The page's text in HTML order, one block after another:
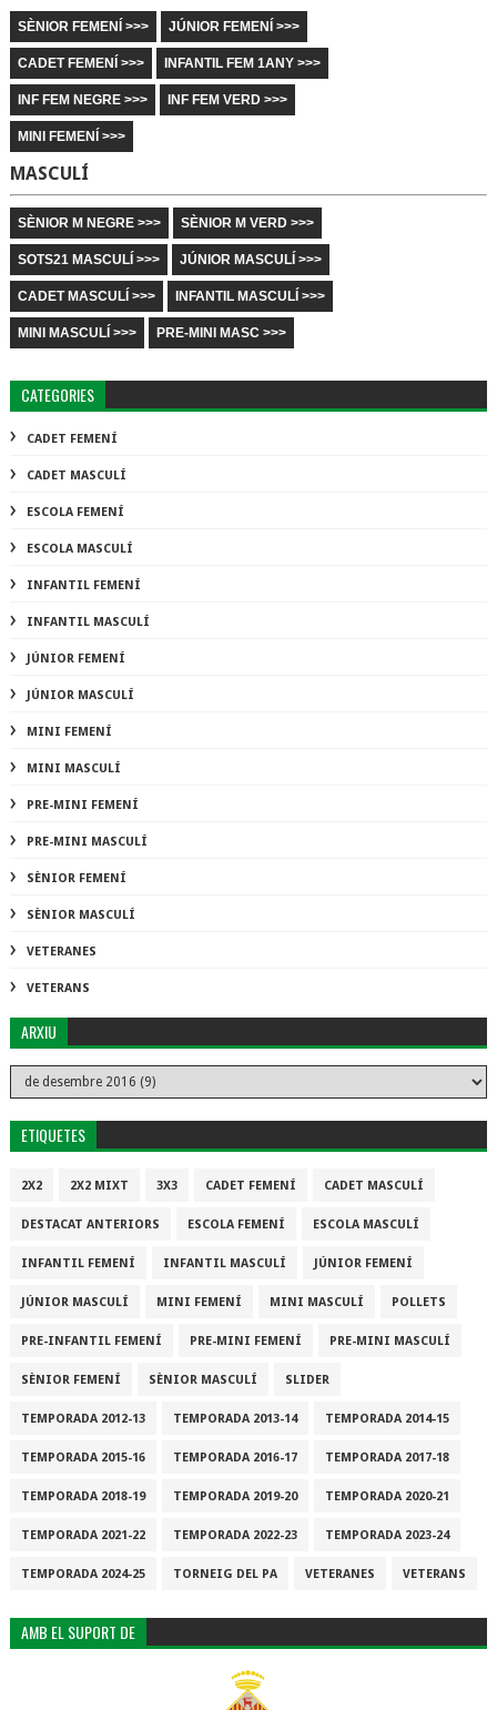
SÈNIOR FEMENÍ >>> JÚNIOR FEMENÍ >>>
CADET FEMENÍ >>> INFANTIL FEM 1ANY >>>
INF FEM NEGRE >>> INF FEM VERD >>>
MINI FEMENÍ >>>
MASCULÍ
SÈNIOR M NEGRE >>> SÈNIOR M VERD >>>
SOTS21 MASCULÍ >>> JÚNIOR MASCULÍ >>>
CADET MASCULÍ >>> INFANTIL MASCULÍ >>>
MINI MASCULÍ >>> PRE-MINI MASC >>>
CATEGORIES
CADET FEMENÍ
CADET MASCULÍ
ESCOLA FEMENÍ
ESCOLA MASCULÍ
INFANTIL FEMENÍ
INFANTIL MASCULÍ
JÚNIOR FEMENÍ
JÚNIOR MASCULÍ
MINI FEMENÍ
MINI MASCULÍ
PRE-MINI FEMENÍ
PRE-MINI MASCULÍ
SÈNIOR FEMENÍ
SÈNIOR MASCULÍ
VETERANES
VETERANS
ARXIU
ETIQUETES
2X2 2X2 MIXT 3X3 CADET FEMENÍ CADET MASCULÍ
DESTACAT ANTERIORS ESCOLA FEMENÍ ESCOLA MASCULÍ
INFANTIL FEMENÍ INFANTIL MASCULÍ JÚNIOR FEMENÍ
JÚNIOR MASCULÍ MINI FEMENÍ MINI MASCULÍ POLLETS
PRE-INFANTIL FEMENÍ PRE-MINI FEMENÍ PRE-MINI MASCULÍ
SÈNIOR FEMENÍ SÈNIOR MASCULÍ SLIDER
TEMPORADA 2012-13 TEMPORADA 2013-14 TEMPORADA 2014-15
TEMPORADA 2015-16 TEMPORADA 2016-17 TEMPORADA 2017-18
TEMPORADA 2018-19 TEMPORADA 2019-20 TEMPORADA 2020-21
TEMPORADA 2021-22 TEMPORADA 2022-23 TEMPORADA 2023-24
TEMPORADA 2024-25 TORNEIG DEL PA VETERANES VETERANS
AMB EL SUPORT DE